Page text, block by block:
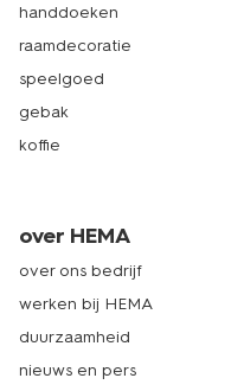
handdoeken
raamdecoratie
speelgoed
gebak
koffie
over HEMA
over ons bedrijf
werken bij HEMA
duurzaamheid
nieuws en pers